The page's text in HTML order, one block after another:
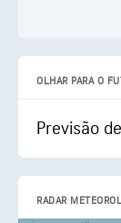
OLHAR PARA O
Previsão
RADAR